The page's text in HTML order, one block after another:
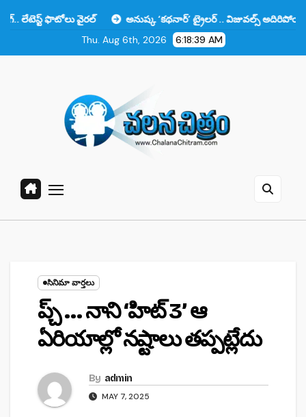
వైరల్
అనుష్క ‘కథనార్’ ట్రైలర్ .. విజువల్స్ అదిరిపోయాయి కానీ ఆ
Thu. Aug 6th, 2026
6:18:40 AM
సినిమా వార్తలు
ప్చ్ … నాని ‘హిట్ 3’ ఆ
ఏరియాల్లో నష్టాలు తప్పట్లేదు
By admin
MAY 7, 2025